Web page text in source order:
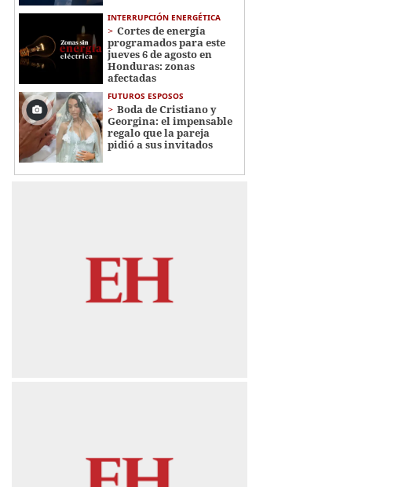
INTERRUPCIÓN ENERGÉTICA
Cortes de energía
programados para este
jueves 6 de agosto en
Honduras: zonas
afectadas
FUTUROS ESPOSOS
Boda de Cristiano y
Georgina: el impensable
regalo que la pareja
pidió a sus invitados